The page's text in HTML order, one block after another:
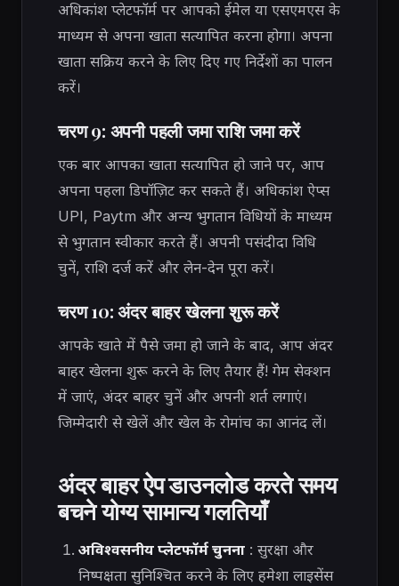
अधिकांश प्लेटफॉर्म पर आपको ईमेल या एसएमएस के
माध्यम से अपना खाता सत्यापित करना होगा। अपना
खाता सक्रिय करने के लिए दिए गए निर्देशों का पालन
करें।
चरण 9: अपनी पहली जमा राशि जमा करें
एक बार आपका खाता सत्यापित हो जाने पर, आप
अपना पहला डिपॉज़िट कर सकते हैं। अधिकांश ऐप्स
UPI, Paytm और अन्य भुगतान विधियों के माध्यम
से भुगतान स्वीकार करते हैं। अपनी पसंदीदा विधि
चुनें, राशि दर्ज करें और लेन-देन पूरा करें।
चरण 10: अंदर बाहर खेलना शुरू करें
आपके खाते में पैसे जमा हो जाने के बाद, आप अंदर
बाहर खेलना शुरू करने के लिए तैयार हैं! गेम सेक्शन
में जाएं, अंदर बाहर चुनें और अपनी शर्त लगाएं।
जिम्मेदारी से खेलें और खेल के रोमांच का आनंद लें।
अंदर बाहर ऐप डाउनलोड करते समय
बचने योग्य सामान्य गलतियाँ
अविश्वसनीय प्लेटफॉर्म चुनना: सुरक्षा और
निष्पक्षता सुनिश्चित करने के लिए हमेशा लाइसेंस